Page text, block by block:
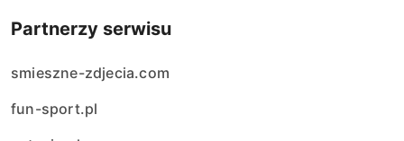
Partnerzy serwisu
smieszne-zdjecia.com
fun-sport.pl